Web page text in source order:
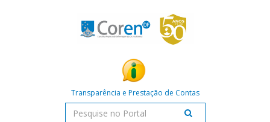
Transparência e Prestação de Contas